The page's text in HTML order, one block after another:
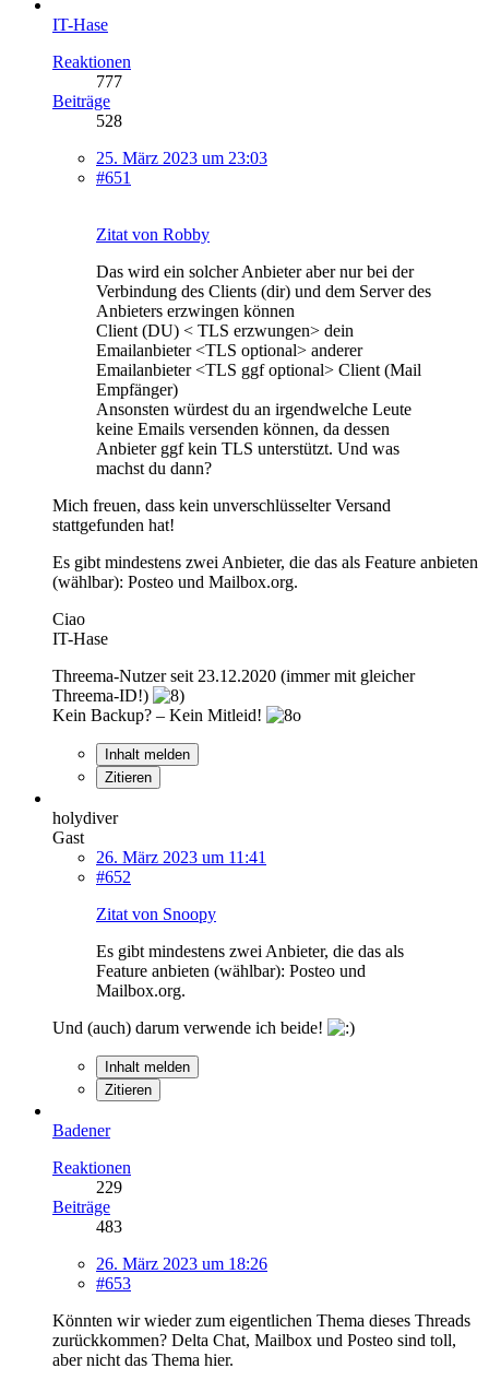
IT-Hase
Reaktionen
777
Beiträge
528
25. März 2023 um 23:03
#651
Zitat von Robby
Das wird ein solcher Anbieter aber nur bei der
Verbindung des Clients (dir) und dem Server des
Anbieters erzwingen können
Client (DU) < TLS erzwungen> dein
Emailanbieter <TLS optional> anderer
Emailanbieter <TLS ggf optional> Client (Mail
Empfänger)
Ansonsten würdest du an irgendwelche Leute
keine Emails versenden können, da dessen
Anbieter ggf kein TLS unterstützt. Und was
machst du dann?
Mich freuen, dass kein unverschlüsselter Versand
stattgefunden hat!
Es gibt mindestens zwei Anbieter, die das als Feature anbieten
(wählbar): Posteo und Mailbox.org.
Ciao
IT-Hase
Threema-Nutzer seit 23.12.2020 (immer mit gleicher
Threema-ID!)
Kein Backup? – Kein Mitleid!
Inhalt melden
Zitieren
holydiver
Gast
26. März 2023 um 11:41
#652
Zitat von Snoopy
Es gibt mindestens zwei Anbieter, die das als
Feature anbieten (wählbar): Posteo und
Mailbox.org.
Und (auch) darum verwende ich beide!
Inhalt melden
Zitieren
Badener
Reaktionen
229
Beiträge
483
26. März 2023 um 18:26
#653
Könnten wir wieder zum eigentlichen Thema dieses Threads
zurückkommen? Delta Chat, Mailbox und Posteo sind toll,
aber nicht das Thema hier.